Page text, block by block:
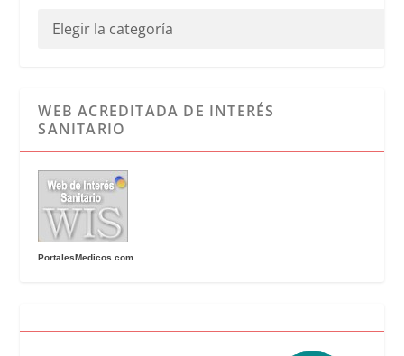
WEB ACREDITADA DE INTERÉS
SANITARIO
PortalesMedicos.com